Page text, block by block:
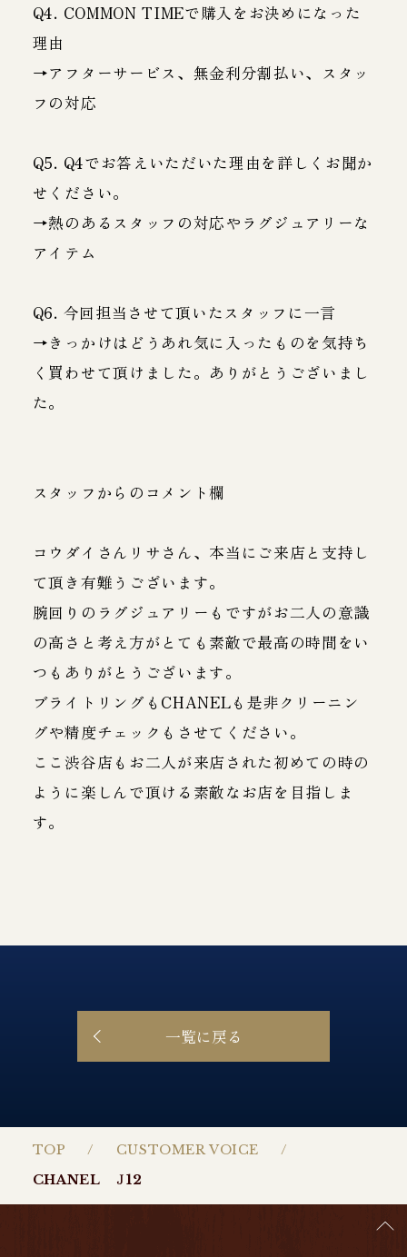
TOP
CUSTOMER VOICE
CHANEL Ｊ12
Q4. COMMON TIMEで購入をお決めになった
理由
→アフターサービス、無金利分割払い、スタッ
フの対応
Q5. Q4でお答えいただいた理由を詳しくお聞か
せください。
→熱のあるスタッフの対応やラグジュアリーな
アイテム
Q6. 今回担当させて頂いたスタッフに一言
→きっかけはどうあれ気に入ったものを気持ち
く買わせて頂けました。ありがとうございまし
た。
スタッフからのコメント欄
コウダイさんリサさん、本当にご来店と支持し
て頂き有難うございます。
腕回りのラグジュアリーもですがお二人の意識
の高さと考え方がとても素敵で最高の時間をい
つもありがとうございます。
ブライトリングもCHANELも是非クリーニン
グや精度チェックもさせてください。
ここ渋谷店もお二人が来店された初めての時の
ように楽しんで頂ける素敵なお店を目指しま
す。
一覧に戻る